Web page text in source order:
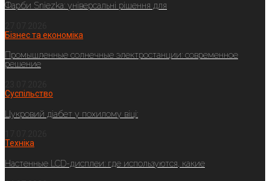
Фарби Sniezka: універсальні рішення для
Бізнес та економіка
Промышленные солнечные электростанции: современное
решение
Суспільство
Цукровий діабет у похилому віці:
Техніка
Настенные LCD-дисплеи: где используются, какие